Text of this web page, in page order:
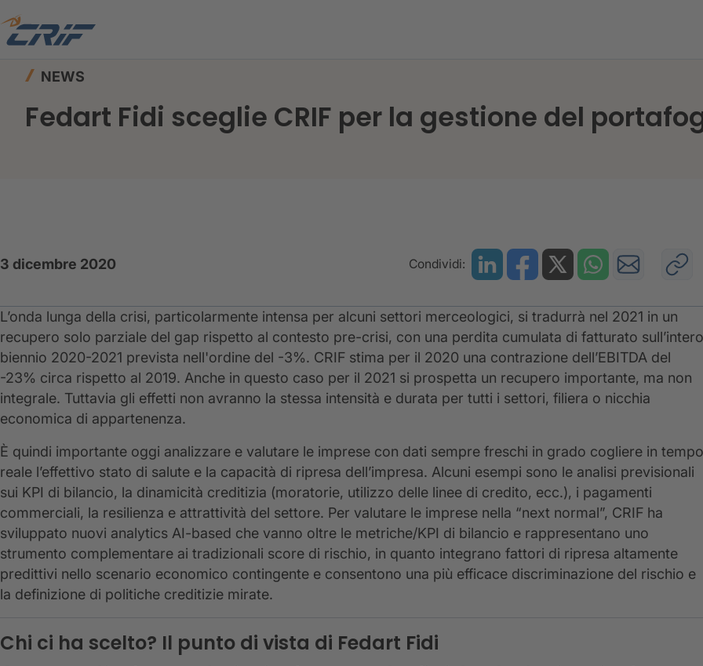
Home
NEWS
Fedart Fidi sceglie CRIF per la gestione del
3 dicembre 2020 Condividi:
L’onda lunga della crisi, particolarmente intensa per alcuni settori merceologici, si tradurrà nel 2021 in un
recupero solo parziale del gap rispetto al contesto pre-crisi, con una perdita cumulata di fatturato sull’intero
biennio 2020-2021 prevista nell'ordine del -3%. CRIF stima per il 2020 una contrazione dell’EBITDA del
-23% circa rispetto al 2019. Anche in questo caso per il 2021 si prospetta un recupero importante, ma non
integrale. Tuttavia gli effetti non avranno la stessa intensità e durata per tutti i settori, filiera o nicchia
economica di appartenenza.
È quindi importante oggi analizzare e valutare le imprese con dati sempre freschi in grado cogliere in tempo
reale l’effettivo stato di salute e la capacità di ripresa dell’impresa. Alcuni esempi sono le analisi previsionali
sui KPI di bilancio, la dinamicità creditizia (moratorie, utilizzo delle linee di credito, ecc.), i pagamenti
commerciali, la resilienza e attrattività del settore. Per valutare le imprese nella “next normal”, CRIF ha
sviluppato nuovi analytics AI-based che vanno oltre le metriche/KPI di bilancio e rappresentano uno
strumento complementare ai tradizionali score di rischio, in quanto integrano fattori di ripresa altamente
predittivi nello scenario economico contingente e consentono una più efficace discriminazione del rischio e
la definizione di politiche creditizie mirate.
Chi ci ha scelto? Il punto di vista di Fedart Fidi